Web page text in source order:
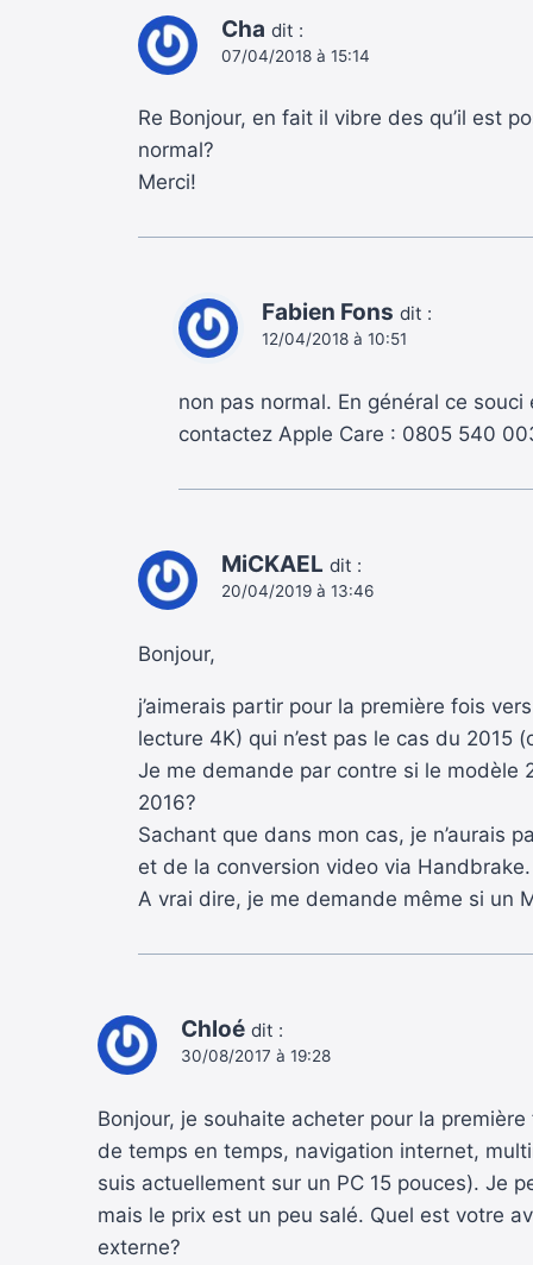
Cha dit :
07/04/2018 à 15:14
Re Bonjour, en fait il vibre des qu’il est
normal?
Merci!
Fabien Fons dit :
12/04/2018 à 10:51
non pas normal. En général ce
contactez Apple Care : ‭0805 540
MiCKAEL dit :
20/04/2019 à 13:46
Bonjour,
j’aimerais partir pour la première fois
lecture 4K) qui n’est pas le cas du 2015
Je me demande par contre si le modèle
2016?
Sachant que dans mon cas, je n’aurais
et de la conversion video via Handbrake.
A vrai dire, je me demande même si un
Chloé dit :
30/08/2017 à 19:28
Bonjour, je souhaite acheter pour la
de temps en temps, navigation internet,
suis actuellement sur un PC 15 pouces). Je
mais le prix est un peu salé. Quel est votre
externe?